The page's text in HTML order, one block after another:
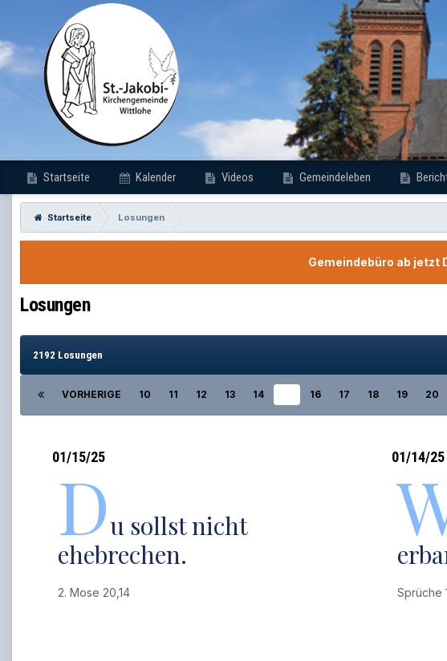
Startseite Kalender Videos Gemeindeleben
Startseite
Losungen
Gemeindebüro ab jetzt
Losungen
2192 Losungen
VORHERIGE 10 11 12 13 14 16 17 18 19 20
01/15/25
Du sollst nicht
ehebrechen.
2. Mose 20,14
01/14/25
Sprüche